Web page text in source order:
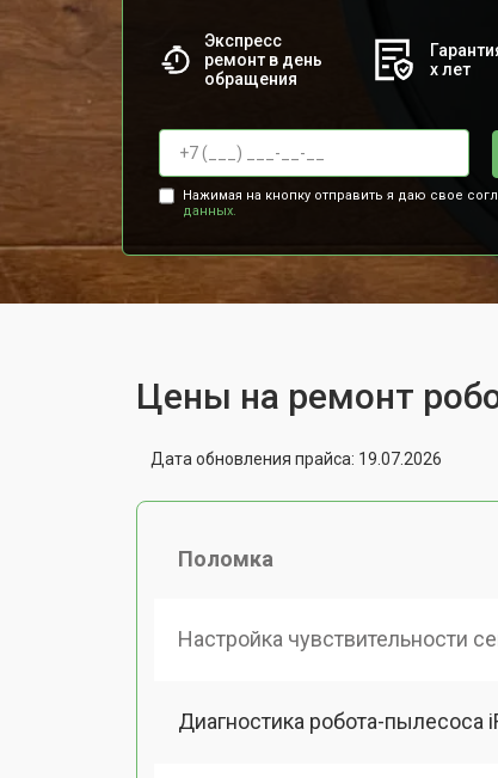
Экспресс
ремонт в день
обращения
х лет
Нажимая на кнопку отправить я даю свое
данных.
Цены на ремонт
Дата обновления прайса: 19.07.2026
Поломка
Настройка чувствительности
Диагностика робота-пылесоса